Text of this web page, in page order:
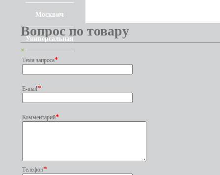
Москвич
Универсальная
Вопрос по товару
×
Тема запроса*
E-mail*
Комментарий*
Телефон*